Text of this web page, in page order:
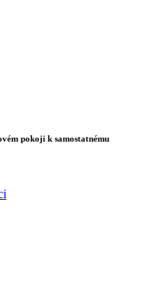
pokoji k samostatnému